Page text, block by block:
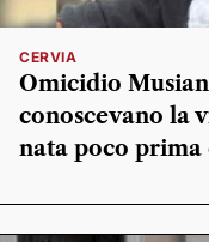
CERVIA
Omicidio
conoscevano la
nata poco prima